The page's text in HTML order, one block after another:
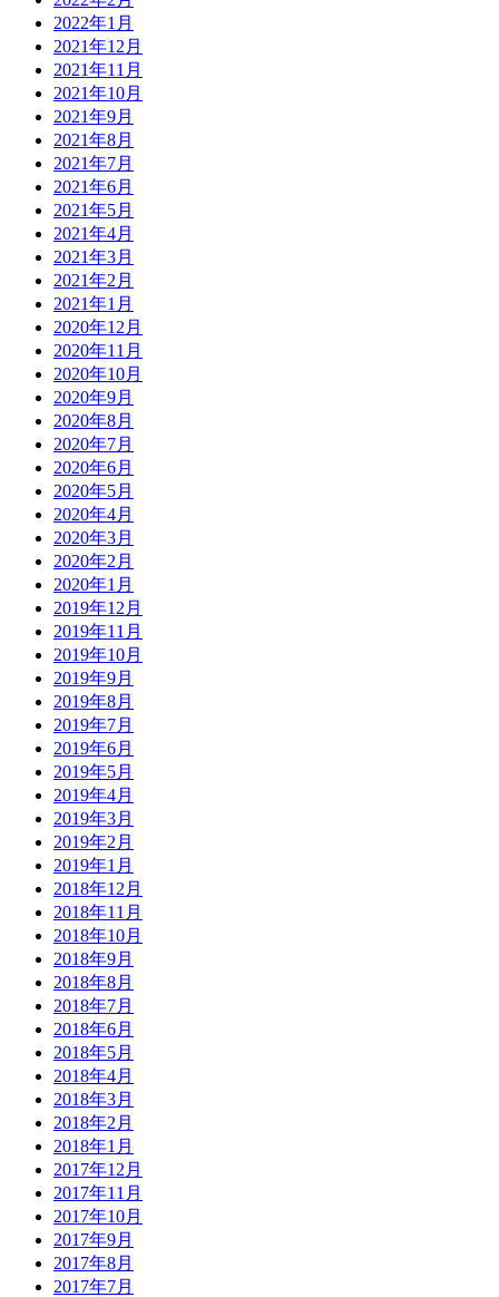
2022年1月
2021年12月
2021年11月
2021年10月
2021年9月
2021年8月
2021年7月
2021年6月
2021年5月
2021年4月
2021年3月
2021年2月
2021年1月
2020年12月
2020年11月
2020年10月
2020年9月
2020年8月
2020年7月
2020年6月
2020年5月
2020年4月
2020年3月
2020年2月
2020年1月
2019年12月
2019年11月
2019年10月
2019年9月
2019年8月
2019年7月
2019年6月
2019年5月
2019年4月
2019年3月
2019年2月
2019年1月
2018年12月
2018年11月
2018年10月
2018年9月
2018年8月
2018年7月
2018年6月
2018年5月
2018年4月
2018年3月
2018年2月
2018年1月
2017年12月
2017年11月
2017年10月
2017年9月
2017年8月
2017年7月